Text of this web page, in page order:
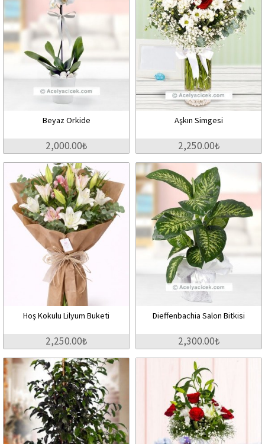
Beyaz Orkide
2,000.00₺
Aşkın Simgesi
2,250.00₺
Hoş Kokulu Lilyum Buketi
2,250.00₺
Dieffenbachia Salon Bitkisi
2,300.00₺